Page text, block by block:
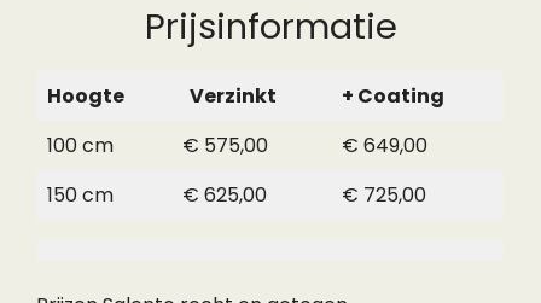
Prijsinformatie
Hoogte Verzinkt
+ Coating
100 cm
€ 575,00
€ 649,00
150 cm
€ 625,00 € 725,00